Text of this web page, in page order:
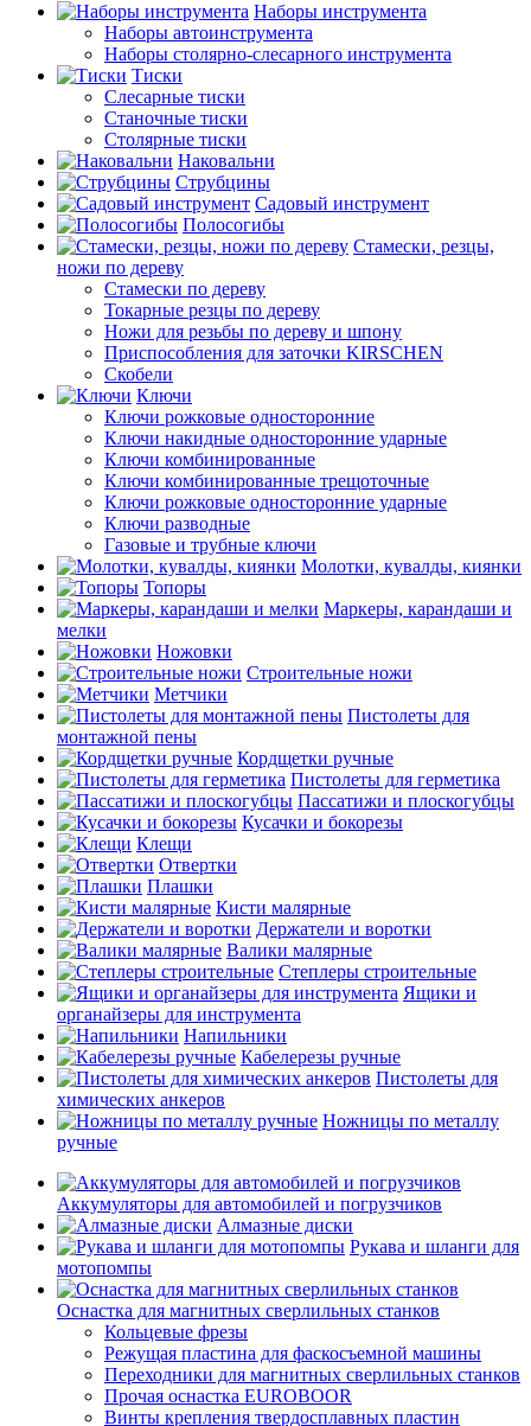
Наборы инструмента
Наборы автоинструмента
Наборы столярно-слесарного инструмента
Тиски
Слесарные тиски
Станочные тиски
Столярные тиски
Наковальни
Струбцины
Садовый инструмент
Полосогибы
Стамески, резцы,
ножи по дереву
Стамески по дереву
Токарные резцы по дереву
Ножи для резьбы по дереву и шпону
Приспособления для заточки KIRSCHEN
Скобели
Ключи
Ключи рожковые односторонние
Ключи накидные односторонние ударные
Ключи комбинированные
Ключи комбинированные трещоточные
Ключи рожковые односторонние ударные
Ключи разводные
Газовые и трубные ключи
Молотки, кувалды, киянки
Топоры
Маркеры, карандаши и
мелки
Ножовки
Строительные ножи
Метчики
Пистолеты для
монтажной пены
Кордщетки ручные
Пистолеты для герметика
Пассатижи и плоскогубцы
Кусачки и бокорезы
Клещи
Отвертки
Плашки
Кисти малярные
Держатели и воротки
Валики малярные
Степлеры строительные
Ящики и
органайзеры для инструмента
Напильники
Кабелерезы ручные
Пистолеты для
химических анкеров
Ножницы по металлу
ручные
Аккумуляторы для автомобилей и погрузчиков
Алмазные диски
Рукава и шланги для
мотопомпы
Оснастка для магнитных сверлильных станков
Кольцевые фрезы
Режущая пластина для фаскосъемной машины
Переходники для магнитных сверлильных станков
Прочая оснастка EUROBOOR
Винты крепления твердосплавных пластин